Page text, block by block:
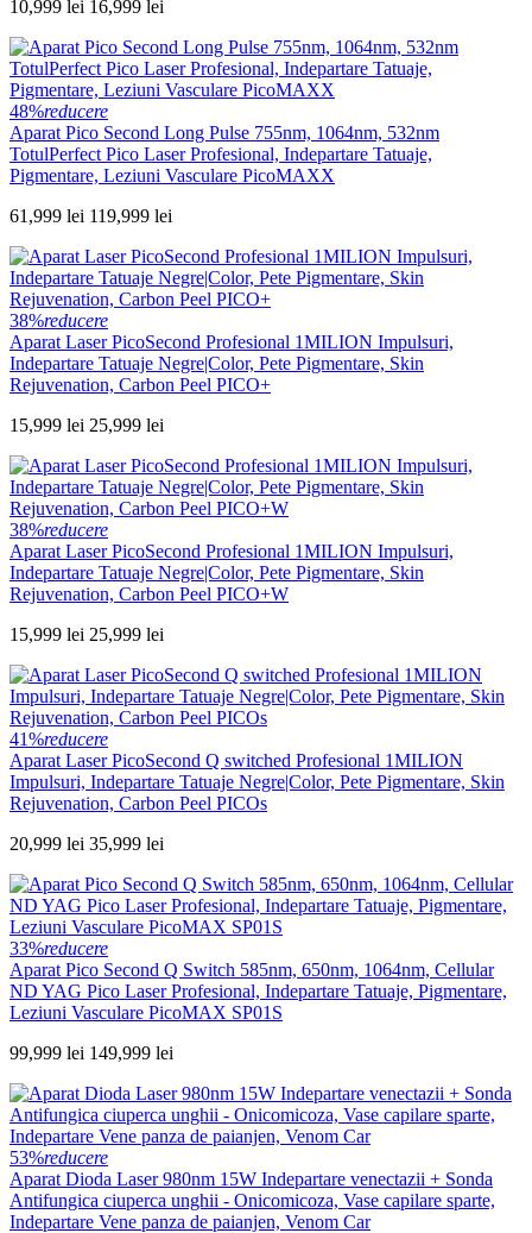
10,999 lei 16,999 lei
48%reducere
Aparat Pico Second Long Pulse 755nm, 1064nm, 532nm
TotulPerfect Pico Laser Profesional, Indepartare Tatuaje,
Pigmentare, Leziuni Vasculare PicoMAXX
61,999 lei 119,999 lei
38%reducere
Aparat Laser PicoSecond Profesional 1MILION Impulsuri,
Indepartare Tatuaje Negre|Color, Pete Pigmentare, Skin
Rejuvenation, Carbon Peel PICO+
15,999 lei 25,999 lei
38%reducere
Aparat Laser PicoSecond Profesional 1MILION Impulsuri,
Indepartare Tatuaje Negre|Color, Pete Pigmentare, Skin
Rejuvenation, Carbon Peel PICO+W
15,999 lei 25,999 lei
41%reducere
Aparat Laser PicoSecond Q switched Profesional 1MILION
Impulsuri, Indepartare Tatuaje Negre|Color, Pete Pigmentare, Skin
Rejuvenation, Carbon Peel PICOs
20,999 lei 35,999 lei
33%reducere
Aparat Pico Second Q Switch 585nm, 650nm, 1064nm, Cellular
ND YAG Pico Laser Profesional, Indepartare Tatuaje, Pigmentare,
Leziuni Vasculare PicoMAX SP01S
99,999 lei 149,999 lei
53%reducere
Aparat Dioda Laser 980nm 15W Indepartare venectazii + Sonda
Antifungica ciuperca unghii - Onicomicoza, Vase capilare sparte,
Indepartare Vene panza de paianjen, Venom Car